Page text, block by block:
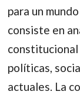
para un
consiste en
políticas,
actuales. La